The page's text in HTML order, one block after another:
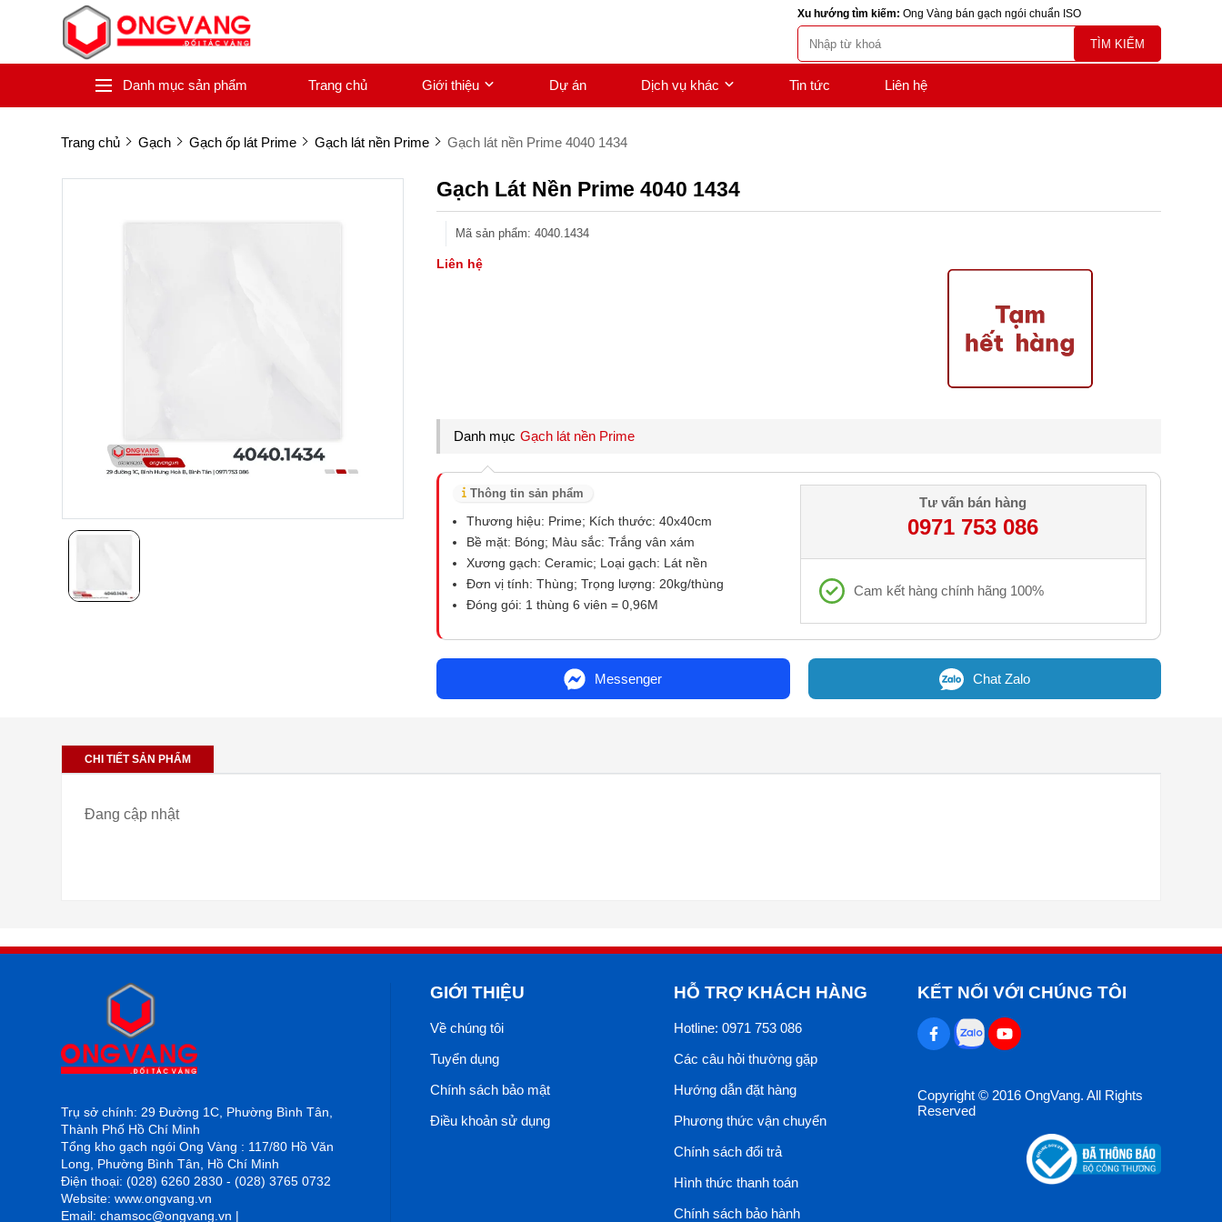
Xu hướng tìm kiếm: Ong Vàng bán gạch ngói chuẩn ISO
TÌM KIẾM
Danh mục sản phẩm Trang chủ Giới thiệu Dự án Dịch vụ khác Tin tức Liên hệ
Trang chủ Gạch Gạch ốp lát Prime Gạch lát nền Prime Gạch lát nền Prime 4040 1434
Gạch Lát Nền Prime 4040 1434
Mã sản phẩm:4040.1434
Liên hệ
Danh mục Gạch lát nền Prime
Thông tin sản phẩm
Thương hiệu: Prime; Kích thước: 40x40cm
Bề mặt: Bóng; Màu sắc: Trắng vân xám
Xương gạch: Ceramic; Loại gạch: Lát nền
Đơn vị tính: Thùng; Trọng lượng: 20kg/thùng
Đóng gói: 1 thùng 6 viên = 0,96M
Tư vấn bán hàng
0971 753 086
Cam kết hàng chính hãng 100%
Messenger Chat Zalo
CHI TIẾT SẢN PHẨM
Đang cập nhật
Trụ sở chính: 29 Đường 1C, Phường Bình Tân,
Thành Phố Hồ Chí Minh
Tổng kho gạch ngói Ong Vàng : 117/80 Hồ Văn
Long, Phường Bình Tân, Hồ Chí Minh
Điện thoại: (028) 6260 2830 - (028) 3765 0732
Website: www.ongvang.vn
Email: chamsoc@ongvang.vn |
GIỚI THIỆU
Về chúng tôi
Tuyển dụng
Chính sách bảo mật
Điều khoản sử dụng
HỖ TRỢ KHÁCH HÀNG
Hotline: 0971 753 086
Các câu hỏi thường gặp
Hướng dẫn đặt hàng
Phương thức vận chuyển
Chính sách đổi trả
Hình thức thanh toán
Chính sách bảo hành
KẾT NỐI VỚI CHÚNG TÔI
Copyright © 2016 OngVang. All Rights
Reserved